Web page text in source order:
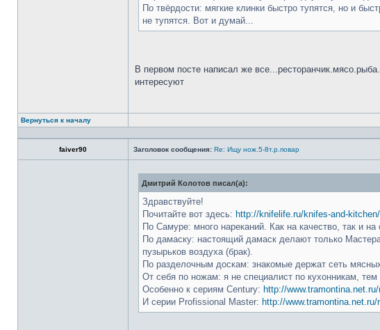
По твёрдости: мягкие клинки быстро тупятся, но и
не тупятся. Вот и думай...
В первом посте написал же
интересуют
Вернуться к началу
faiver90 Заголовок сообщения: Re: Ищу нож.5-8т.р.повар
Дмитрий Колотов писал(а):
Здравствуйте!
Почитайте вот здесь: http://knifelife.ru/knifes-and-
По Самуре: много нареканий. Как на качество, так и
По дамаску: настоящий дамаск делают только
пузырьков воздуха (брак).
По разделочным доскам: знакомые держат сеть
От себя по ножам: я не специалист по кухонникам,
Особенно к сериям Century: http://
И серии Profissional Master: http://